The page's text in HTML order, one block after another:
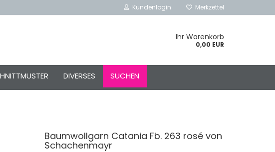
Kundenlogin
Konto erstellen
Merkzettel
Ihr Warenkorb
0,00 EUR
DIVERSES SUCHEN
Baumwollgarn Catania Fb. 263 rosé von
Schachenmayr